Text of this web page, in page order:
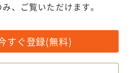
、ご覧いただけます。
すぐ登録(無料)